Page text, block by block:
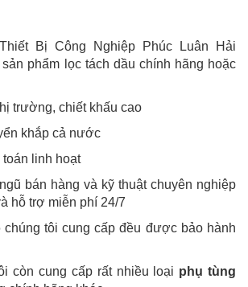
Bị Công Nghiệp Phúc Luân Hải
phẩm lọc tách dầu chính hãng hoặc
trường, chiết khấu cao
khắp cả nước
linh hoạt
bán hàng và kỹ thuật chuyên nghiệp
hỗ trợ miễn phí 24/7
chúng tôi cung cấp đều được bảo hành
còn cung cấp rất nhiều loại phụ tùng